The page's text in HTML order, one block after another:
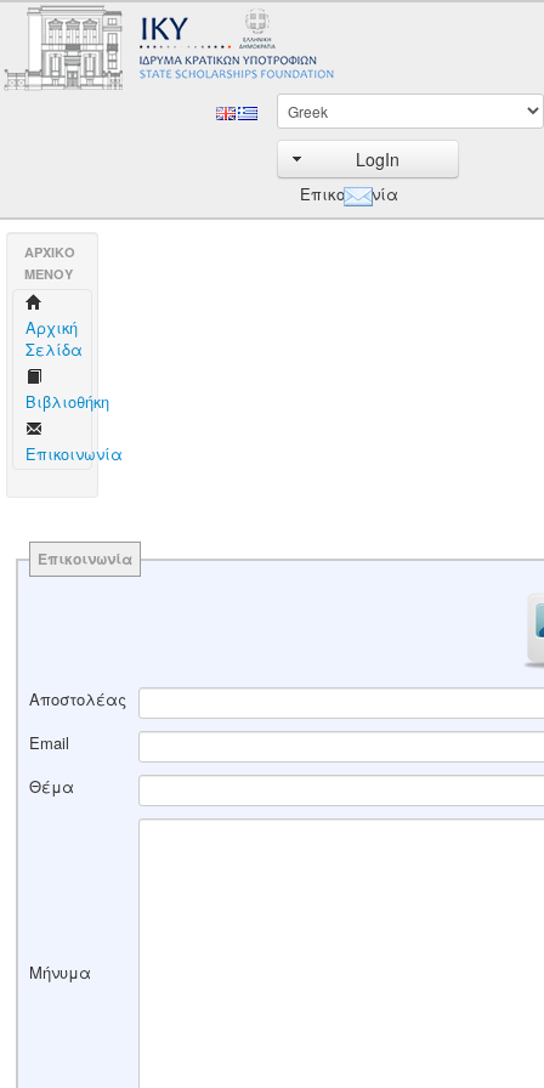
LogIn
Επικοινωνία
AΡΧΙΚΟ
ΜΕΝΟΥ
Aρχική
Σελίδα
Βιβλιοθήκη
Επικοινωνία
Επικοινωνία
Αποστολέας
Email
Θέμα
Μήνυμα